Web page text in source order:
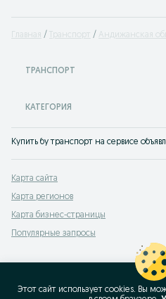
Главная Транспорт Андижанская
ТРАНСПОРТ
КАТЕГОРИЯ
Купить бу транспорт на сервисе
Карта сайта
Карта регионов
Карта бизнес-страницы
Популярные запросы
Этот сайт использует cookies. Вы